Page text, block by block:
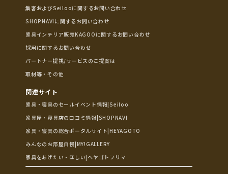
集客およびSeilooに関するお問い合わせ
SHOPNAVIに関するお問い合わせ
家具インテリア販売KAGOOに関するお問い合わせ
採用に関するお問い合わせ
パートナー提携/サービスのご提案は
取材等・その他
関連サイト
家具・寝具のセールイベント情報|Seiloo
家具屋・寝具店の口コミ情報|SHOPNAVI
家具・寝具の総合ポータルサイト|HEYAGOTO
みんなのお部屋自慢|MY!GALLERY
家具をあげたい・ほしい|ヘヤゴトフリマ